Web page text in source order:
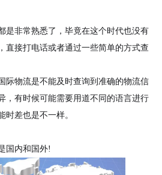
是非常熟悉了，毕竟在这个时代也没有
直接打电话或者通过一些简单的方式查
际物流是不能及时查询到准确的物流信
，有时候可能需要用道不同的语言进行
时差也是不一样。
国内和国外!